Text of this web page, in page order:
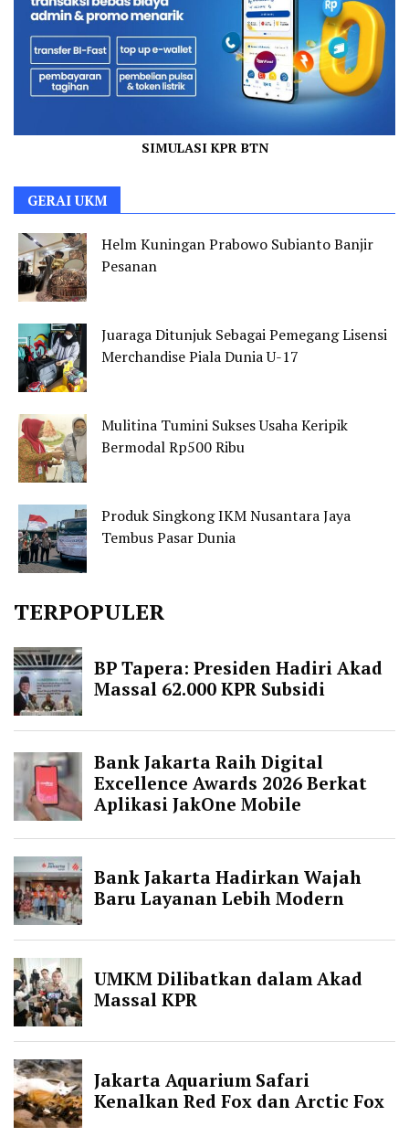
SIMULASI KPR BTN
GERAI UKM
Helm Kuningan Prabowo Subianto Banjir
Pesanan
Juaraga Ditunjuk Sebagai Pemegang Lisensi
Merchandise Piala Dunia U-17
Mulitina Tumini Sukses Usaha Keripik
Bermodal Rp500 Ribu
Produk Singkong IKM Nusantara Jaya
Tembus Pasar Dunia
TERPOPULER